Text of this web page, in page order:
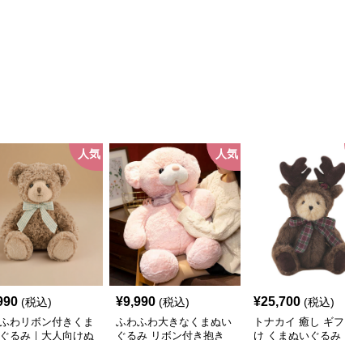
人気
(税込)
わリボン付きくま
るみ｜大人向けぬ
人気
¥9,990 (税込)
ふわふわ大きなくまぬい
ぐるみ リボン付き抱き
¥25,700 (税込)
トナカイ 癒し ギ
け くまぬいぐるみ